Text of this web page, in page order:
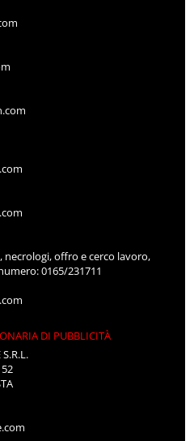
necrologi, offro e cerco lavoro,
0165/231711
DI PUBBLICITÀ
S.R.L.